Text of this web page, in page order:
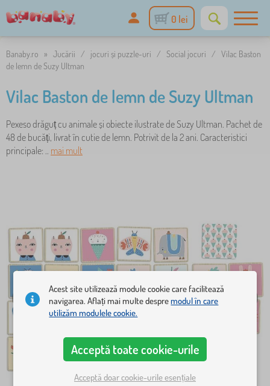
0 lei
Banaby.ro » Jucării / jocuri și puzzle-uri / Social jocuri / Vilac Baston
de lemn de Suzy Ultman
Vilac Baston de lemn de Suzy Ultman
Pexeso drăguț cu animale și obiecte ilustrate de Suzy Ultman. Pachet de
48 de bucăți, livrat în cutie de lemn. Potrivit de la 2 ani. Caracteristici
principale: .. mai mult
Acest site utilizează module cookie care facilitează
navigarea. Aflați mai multe despremodul în care
utilizăm modulele cookie.
Acceptă toate cookie-urile
Acceptă doar cookie-urile esențiale